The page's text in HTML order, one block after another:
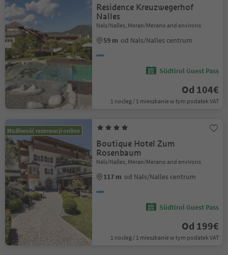
Residence Kreuzwegerhof
Nalles
Nals/Nalles, Meran/Merano and environs
59 m od Nals/Nalles centrum
Südtirol Guest Pass
Od 104€
1 nocleg / 1 mieszkanie w tym podatek VAT
Możliwość rezerwacji online
Boutique Hotel Zum
Rosenbaum
Nals/Nalles, Meran/Merano and environs
117 m od Nals/Nalles centrum
Südtirol Guest Pass
Od 199€
1 nocleg / 1 mieszkanie w tym podatek VAT